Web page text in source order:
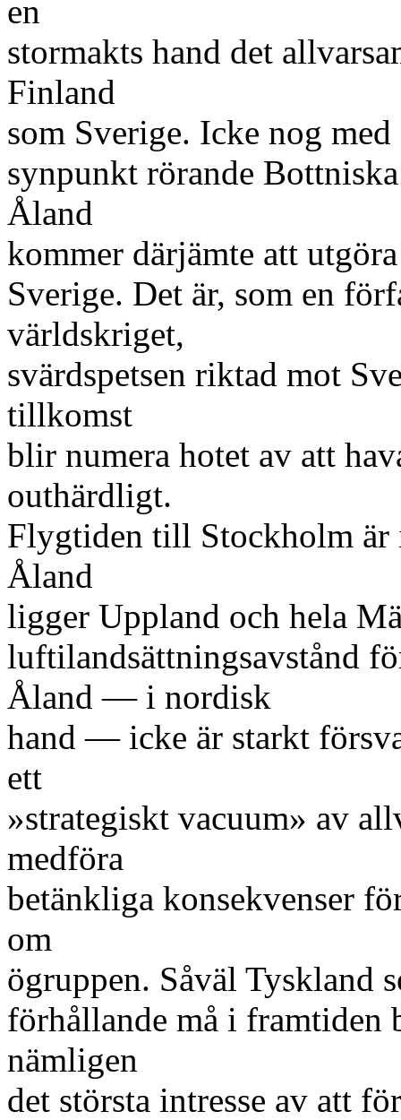
en
stormakts hand det
Finland
som Sverige. Icke nog
synpunkt rörande
Åland
kommer därjämte att
Sverige. Det är, som en
världskriget,
svärdspetsen riktad mot
tillkomst
blir numera hotet av att
outhärdligt.
Flygtiden till Stockholm är
Åland
ligger Uppland och hela
luftilandsättningsavstånd
Åland — i nordisk
hand — icke är starkt
ett
»strategiskt vacuum» av
medföra
betänkliga konsekvenser
om
ögruppen. Såväl Tyskland
förhållande må i
nämligen
det största intresse av att